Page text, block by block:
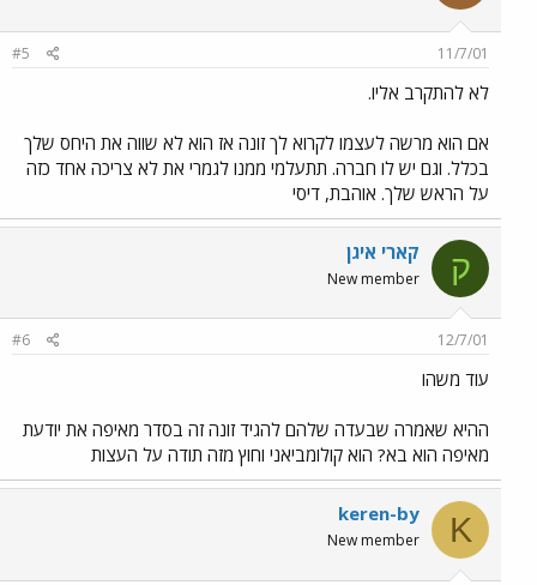
11/7/01
#5
לא להתקרב אליו.
אם הוא מרשה לעצמו לקרוא לך זונה אז הוא לא שווה את היחס שלך
בכלל. וגם יש לו חברה. תתעלמי ממנו לגמרי את לא צריכה אחד כזה
על הראש שלך. אוהבת, דיסי
ק קארי איגן
New member
12/7/01
#6
עוד משהו
ההיא שאמרה שבעדה שלהם להגיד זונה זה בסדר מאיפה את יודעת
מאיפה הוא בא? הוא קולומביאני וחוץ מזה תודה על העצות
K
keren-by
New member